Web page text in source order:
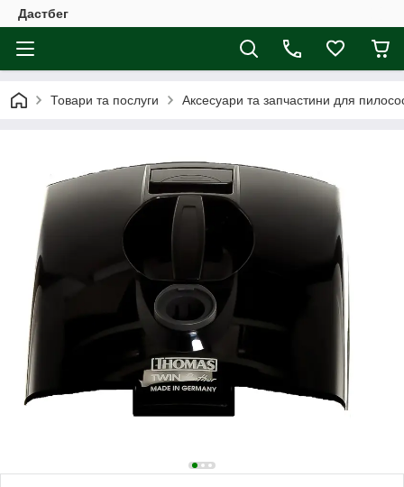
Дастбег
Товари та послуги Аксесуари та запчастини для